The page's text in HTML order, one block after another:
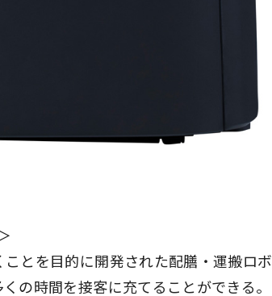
とを目的に開発された配膳・運搬ロボ
の時間を接客に充てることができる。